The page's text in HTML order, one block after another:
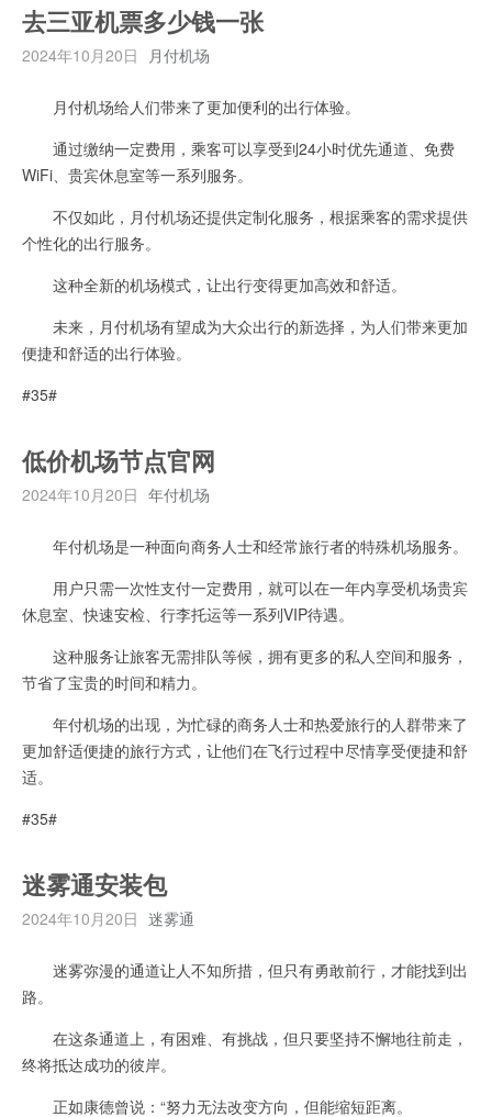
去三亚机票多少钱一张
2024年10月20日 月付机场
月付机场给人们带来了更加便利的出行体验。
通过缴纳一定费用，乘客可以享受到24小时优先通道、免费
WiFi、贵宾休息室等一系列服务。
不仅如此，月付机场还提供定制化服务，根据乘客的需求提供
个性化的出行服务。
这种全新的机场模式，让出行变得更加高效和舒适。
未来，月付机场有望成为大众出行的新选择，为人们带来更加
便捷和舒适的出行体验。
#35#
低价机场节点官网
2024年10月20日 年付机场
年付机场是一种面向商务人士和经常旅行者的特殊机场服务。
用户只需一次性支付一定费用，就可以在一年内享受机场贵宾
休息室、快速安检、行李托运等一系列VIP待遇。
这种服务让旅客无需排队等候，拥有更多的私人空间和服务，
节省了宝贵的时间和精力。
年付机场的出现，为忙碌的商务人士和热爱旅行的人群带来了
更加舒适便捷的旅行方式，让他们在飞行过程中尽情享受便捷和舒
适。
#35#
迷雾通安装包
2024年10月20日 迷雾通
迷雾弥漫的通道让人不知所措，但只有勇敢前行，才能找到出
路。
在这条通道上，有困难、有挑战，但只要坚持不懈地往前走，
终将抵达成功的彼岸。
正如康德曾说：“努力无法改变方向，但能缩短距离。